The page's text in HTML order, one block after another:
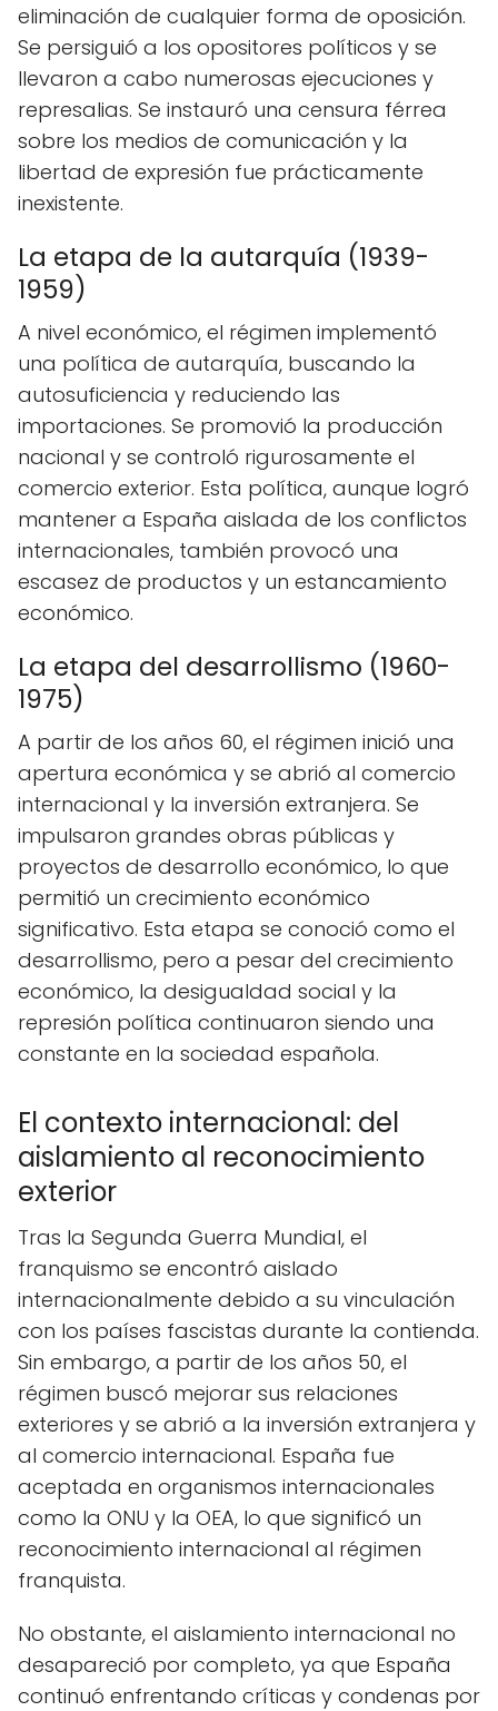
eliminación de cualquier forma de oposición.
Se persiguió a los opositores políticos y se
llevaron a cabo numerosas ejecuciones y
represalias. Se instauró una censura férrea
sobre los medios de comunicación y la
libertad de expresión fue prácticamente
inexistente.
La etapa de la autarquía (1939-
1959)
A nivel económico, el régimen implementó
una política de autarquía, buscando la
autosuficiencia y reduciendo las
importaciones. Se promovió la producción
nacional y se controló rigurosamente el
comercio exterior. Esta política, aunque logró
mantener a España aislada de los conflictos
internacionales, también provocó una
escasez de productos y un estancamiento
económico.
La etapa del desarrollismo (1960-
1975)
A partir de los años 60, el régimen inició una
apertura económica y se abrió al comercio
internacional y la inversión extranjera. Se
impulsaron grandes obras públicas y
proyectos de desarrollo económico, lo que
permitió un crecimiento económico
significativo. Esta etapa se conoció como el
desarrollismo, pero a pesar del crecimiento
económico, la desigualdad social y la
represión política continuaron siendo una
constante en la sociedad española.
El contexto internacional: del
aislamiento al reconocimiento
exterior
Tras la Segunda Guerra Mundial, el
franquismo se encontró aislado
internacionalmente debido a su vinculación
con los países fascistas durante la contienda.
Sin embargo, a partir de los años 50, el
régimen buscó mejorar sus relaciones
exteriores y se abrió a la inversión extranjera y
al comercio internacional. España fue
aceptada en organismos internacionales
como la ONU y la OEA, lo que significó un
reconocimiento internacional al régimen
franquista.
No obstante, el aislamiento internacional no
desapareció por completo, ya que España
continuó enfrentando críticas y condenas por